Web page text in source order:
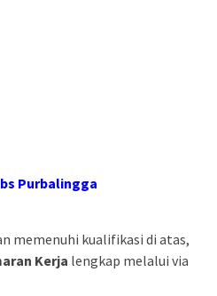
Purbalingga
memenuhi kualifikasi di atas,
Kerja lengkap melalui via